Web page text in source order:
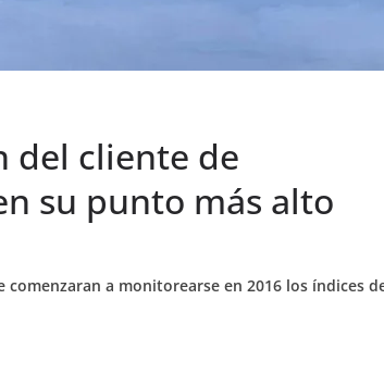
del cliente de
su punto más alto
a monitorearse en 2016 los índices